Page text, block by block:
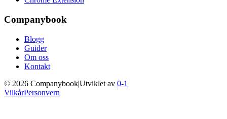
Companybook
Blogg
Guider
Om oss
Kontakt
© 2026 Companybook|Utviklet av 0-1
VilkårPersonvern